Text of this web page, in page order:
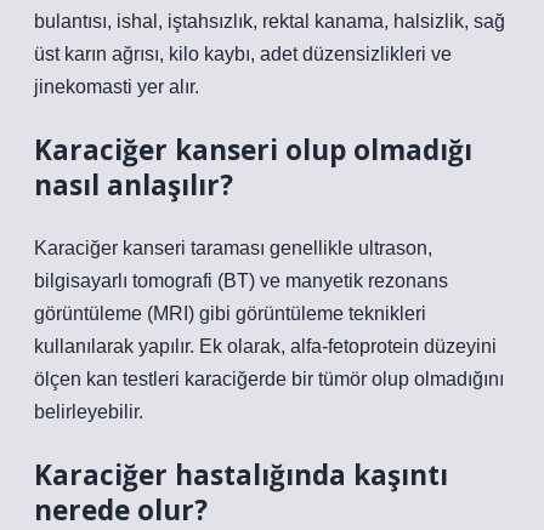
bulantısı, ishal, iştahsızlık, rektal kanama, halsizlik, sağ
üst karın ağrısı, kilo kaybı, adet düzensizlikleri ve
jinekomasti yer alır.
Karaciğer kanseri olup olmadığı
nasıl anlaşılır?
Karaciğer kanseri taraması genellikle ultrason,
bilgisayarlı tomografi (BT) ve manyetik rezonans
görüntüleme (MRI) gibi görüntüleme teknikleri
kullanılarak yapılır. Ek olarak, alfa-fetoprotein düzeyini
ölçen kan testleri karaciğerde bir tümör olup olmadığını
belirleyebilir.
Karaciğer hastalığında kaşıntı
nerede olur?